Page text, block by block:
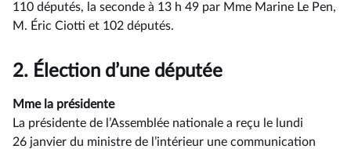
110 députés, la seconde à 13 h 49 par Mme Marine Le Pen,
M. Éric Ciotti et 102 députés.
2. Élection d’une députée
Mme la présidente
La présidente de l’Assemblée nationale a reçu le lundi
26 janvier du ministre de l’intérieur une communication